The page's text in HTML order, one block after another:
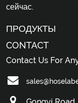
сейчас.
ПРОДУКТЫ
CONTACT
Contact Us For